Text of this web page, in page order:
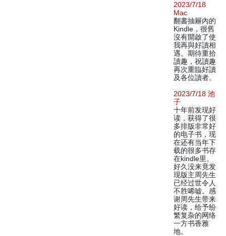
2023/7/18
Mac
翻書抽屜內的
Kindle，很舊
沒有開啟了使
我再與好讀相
遇。期待重拾
讀趣，祝讀趣
再次重臨好讀
及各位讀者。
2023/7/18 池
子
十年前发现好
读，获得了很
多排版非常好
的电子书，现
在还有当年下
载的很多书存
在kindle里。
好久没来竟发
现版主周先生
已经过世令人
不胜唏嘘。感
谢周先生带来
好读，给予纷
繁复杂的网络
一方书香雅
地。